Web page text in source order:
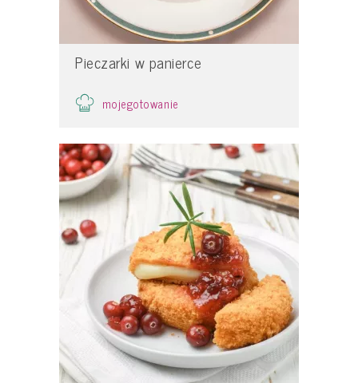
Pieczarki w panierce
mojegotowanie